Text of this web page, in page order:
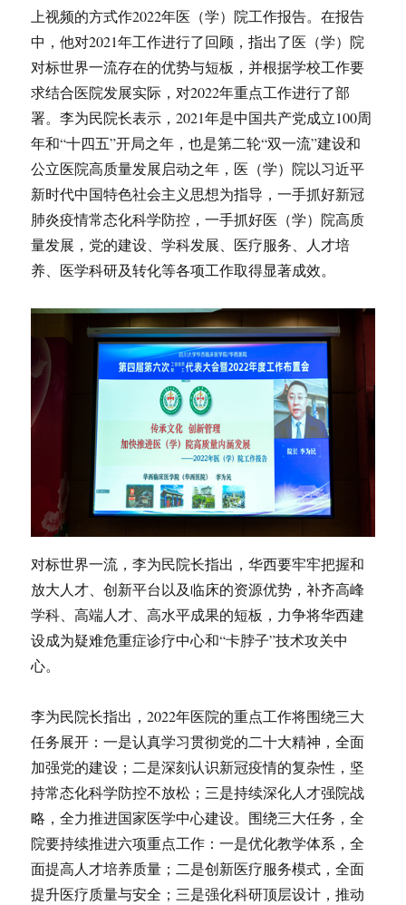
上视频的方式作2022年医（学）院工作报告。在报告
中，他对2021年工作进行了回顾，指出了医（学）院
对标世界一流存在的优势与短板，并根据学校工作要
求结合医院发展实际，对2022年重点工作进行了部
署。李为民院长表示，2021年是中国共产党成立100周
年和“十四五”开局之年，也是第二轮“双一流”建设和
公立医院高质量发展启动之年，医（学）院以习近平
新时代中国特色社会主义思想为指导，一手抓好新冠
肺炎疫情常态化科学防控，一手抓好医（学）院高质
量发展，党的建设、学科发展、医疗服务、人才培
养、医学科研及转化等各项工作取得显著成效。
对标世界一流，李为民院长指出，华西要牢牢把握和
放大人才、创新平台以及临床的资源优势，补齐高峰
学科、高端人才、高水平成果的短板，力争将华西建
设成为疑难危重症诊疗中心和“卡脖子”技术攻关中
心。
李为民院长指出，2022年医院的重点工作将围绕三大
任务展开：一是认真学习贯彻党的二十大精神，全面
加强党的建设；二是深刻认识新冠疫情的复杂性，坚
持常态化科学防控不放松；三是持续深化人才强院战
略，全力推进国家医学中心建设。围绕三大任务，全
院要持续推进六项重点工作：一是优化教学体系，全
面提高人才培养质量；二是创新医疗服务模式，全面
提升医疗质量与安全；三是强化科研顶层设计，推动